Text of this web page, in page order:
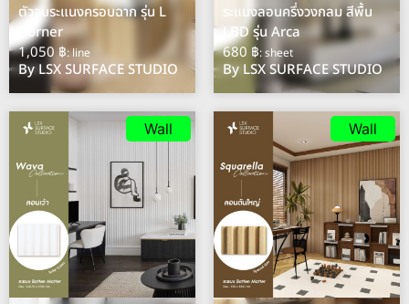
ตัวจบระแนงครอบฉาก รุ่น L
Corner
1,050 ฿: line
By LSX SURFACE STUDIO
ระแนงลอนครึ่งวงกลม สีพื้น
LBD รุ่น Arca
680 ฿: sheet
By LSX SURFACE STUDIO
Wall Wall